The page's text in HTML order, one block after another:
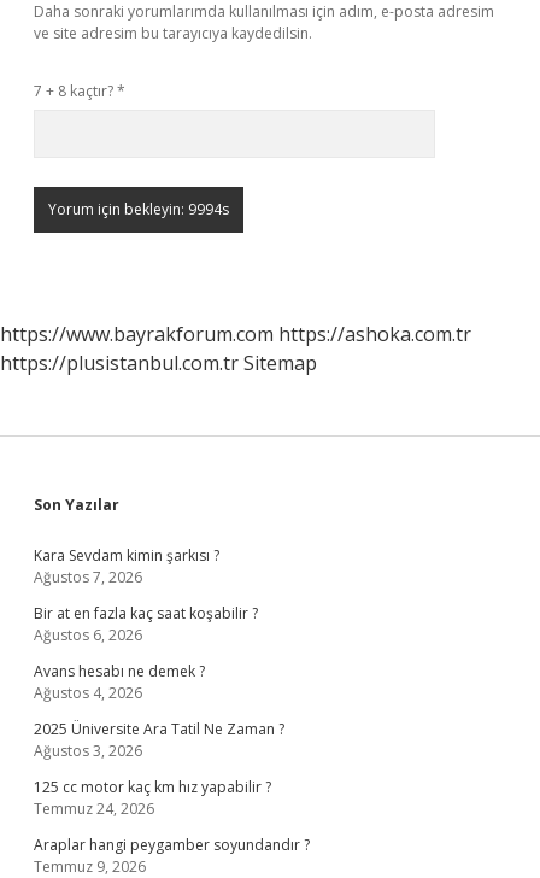
Daha sonraki yorumlarımda kullanılması için adım, e-posta adresim
ve site adresim bu tarayıcıya kaydedilsin.
7 + 8 kaçtır?*
https://www.bayrakforum.com https://ashoka.com.tr
https://plusistanbul.com.trSitemap
Sidebar
Son Yazılar
Kara Sevdam kimin şarkısı ?
Ağustos 7, 2026
Bir at en fazla kaç saat koşabilir ?
Ağustos 6, 2026
Avans hesabı ne demek ?
Ağustos 4, 2026
2025 Üniversite Ara Tatil Ne Zaman ?
Ağustos 3, 2026
125 cc motor kaç km hız yapabilir ?
Temmuz 24, 2026
Araplar hangi peygamber soyundandır ?
Temmuz 9, 2026